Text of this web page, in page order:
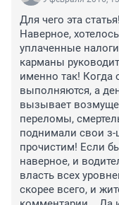
Для чего эта
Наверное,
уплаченные
карманы
именно так! Когда
выполняются, а
вызывает
переломы,
поднимали свои
прочистим! Если
наверное, и
власть всех
скорее всего, и